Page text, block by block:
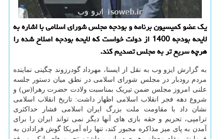
یک عضو کمیسیون برنامه و بودجه مجلس شورای اسلامی با اشاره به
لایحه بودجه 1400 از دولت خواست که لایحه بودجه اصلاح شده را
هرچه سریع تر به مجلس تصدیم کند.
به گزارش ایزو وب به نقل از ایسنا، مهرداد گودرزوند چگینی نماینده
مردم رودبار در مجلس شورای اسلامی در نطق میان دستور جلسه
علنی امروز مجلس ضمن تیریک بمناسبت ولادت حضرت رهرا(س) و
شروع دهه فجر انقلاب اسلامی اظهار داشت: تاریخ انقلاب اسلامی
نشان داد با مقاومت ملت بزرگ ایران اسلامی فشار حداکثری
ترامپی، تحریم و حقه بازی های آنها دیگر نمی تواند ایران را برای
آمدن به پای میز مذاکره مجبور کند، تنها راه آمریکا گوش فرادادن به